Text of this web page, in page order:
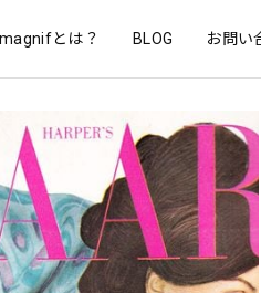
magnifとは？ BLOG お問い